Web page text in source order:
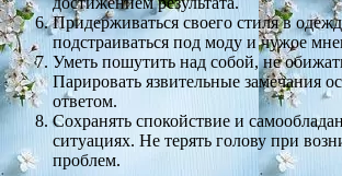
Придерживаться своего стиля в
подстраиваться под моду и чужое
Уметь пошутить над собой, не
Парировать язвительные замечания
ответом.
Сохранять спокойствие и
ситуациях. Не терять голову при
проблем.